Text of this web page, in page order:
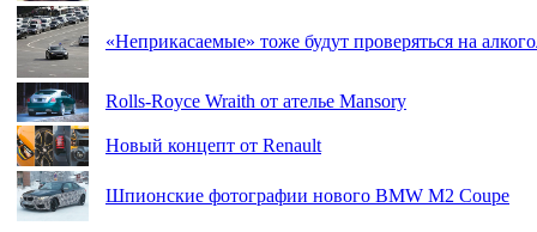
«Неприкасаемые» тоже будут проверяться на
Rolls-Royce Wraith от ателье Mansory
Новый концепт от Renault
Шпионские фотографии нового BMW M2 Coupe